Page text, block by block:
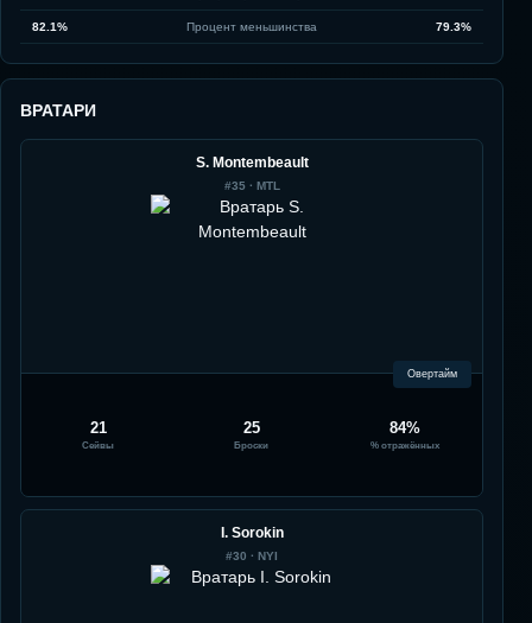
82.1% Процент меньшинства 79.3%
ВРАТАРИ
S. Montembeault
#35· MTL
Овертайм
21
Сейвы
25
Броски
84%
% отражённых
I. Sorokin
#30 · NYI